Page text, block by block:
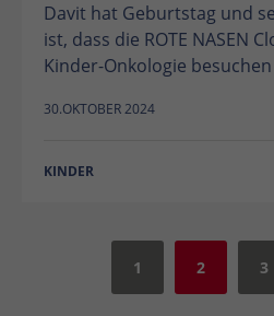
Davit hat Geburtstag und
ist, dass die ROTE NASEN
Kinder-Onkologie besuchen
30.OKTOBER 2024
KINDER
1 2 3